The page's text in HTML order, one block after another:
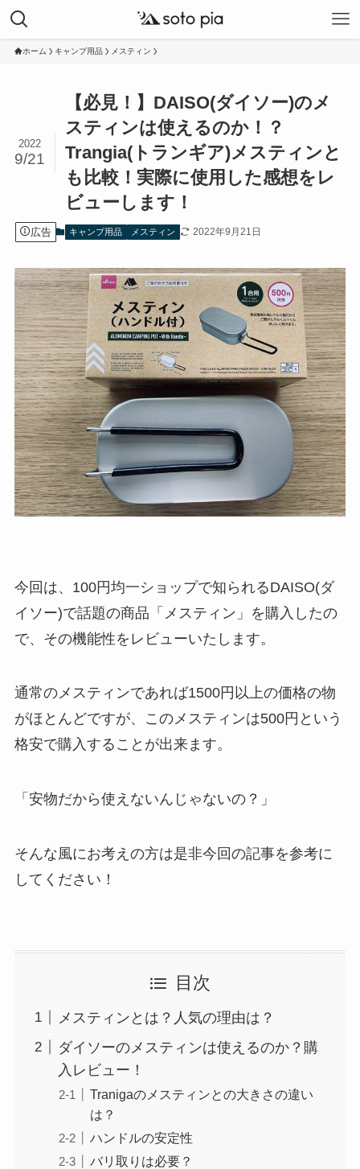
ホーム キャンプ用品 メスティン
【必見！】DAISO(ダイソー)のメ
スティンは使えるのか！？
Trangia(トランギア)メスティンと
も比較！実際に使用した感想をレ
ビューします！
2022
9/21
広告 キャンプ用品 メスティン 2022年9月21日
今回は、100円均一ショップで知られるDAISO(ダ
イソー)で話題の商品「メスティン」を購入したの
で、その機能性をレビューいたします。
通常のメスティンであれば1500円以上の価格の物
がほとんどですが、このメスティンは500円という
格安で購入することが出来ます。
「 安物だから使えないんじゃないの？ 」
そんな風にお考えの方は是非今回の記事を参考に
してください！
目次
メスティンとは？人気の理由は？
ダイソーのメスティンは使えるのか？購
入レビュー！
Tranigaのメスティンとの大きさの違い
は？
ハンドルの安定性
バリ取りは必要？